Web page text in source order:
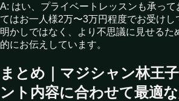
A: はい、プライベートレッスンも承って
てはお一人様2万〜3万円程度でお受けし
明かしではなく、より不思議に見せるた
的にお伝えしています。
まとめ｜マジシャン林王
ント内容に合わせて最適